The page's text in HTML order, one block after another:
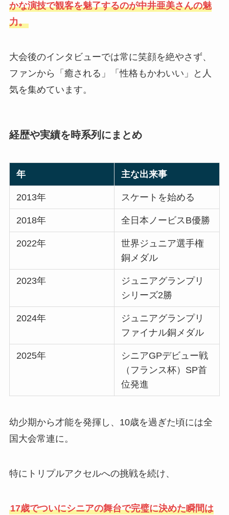
かな演技で観客を魅了するのが中井亜美さんの魅
力。
大会後のインタビューでは常に笑顔を絶やさず、
ファンから「癒される」「性格もかわいい」と人
気を集めています。
経歴や実績を時系列にまとめ
年 主な出来事
2013年 スケートを始める
2018年 全日本ノービスB優勝
2022年
世界ジュニア選手権
銅メダル
2023年
ジュニアグランプリ
シリーズ2勝
2024年
ジュニアグランプリ
ファイナル銅メダル
2025年
シニアGPデビュー戦
（フランス杯）SP首
位発進
幼少期から才能を発揮し、10歳を過ぎた頃には全
国大会常連に。
特にトリプルアクセルへの挑戦を続け、
17歳でついにシニアの舞台で完璧に決めた瞬間は